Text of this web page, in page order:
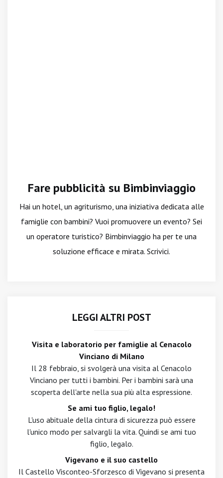
Fare pubblicità su Bimbinviaggio
Hai un hotel, un agriturismo, una iniziativa dedicata alle
famiglie con bambini? Vuoi promuovere un evento? Sei
un operatore turistico? Bimbinviaggio ha per te una
soluzione efficace e mirata. Scrivici.
LEGGI ALTRI POST
Visita e laboratorio per famiglie al Cenacolo
Vinciano di Milano
Il 28 febbraio, si svolgerà una visita al Cenacolo
Vinciano per tutti i bambini. Per i bambini sarà una
scoperta dell'arte nella sua più alta espressione.
Se ami tuo figlio, legalo!
L'uso abituale della cintura di sicurezza può essere
l'unico modo per salvargli la vita. Quindi se ami tuo
figlio, legalo.
Vigevano e il suo castello
Il Castello Visconteo-Sforzesco di Vigevano si presenta